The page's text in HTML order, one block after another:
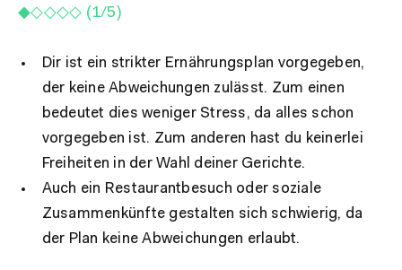
◆◇◇◇◇ (1/5)
Dir ist ein strikter Ernährungsplan vorgegeben,
der keine Abweichungen zulässt. Zum einen
bedeutet dies weniger Stress, da alles schon
vorgegeben ist. Zum anderen hast du keinerlei
Freiheiten in der Wahl deiner Gerichte.
Auch ein Restaurantbesuch oder soziale
Zusammenkünfte gestalten sich schwierig, da
der Plan keine Abweichungen erlaubt.